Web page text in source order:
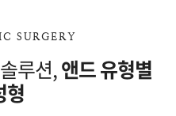
SURGERY
루션,앤드 유형별
형